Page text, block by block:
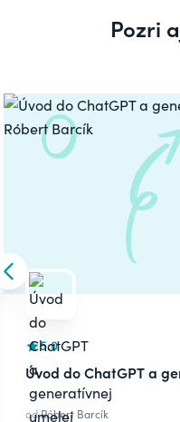
Pozri
Carousel
Skip to previous slide
5.0
Úvod do ChatGPT a
odRóbert Barcík